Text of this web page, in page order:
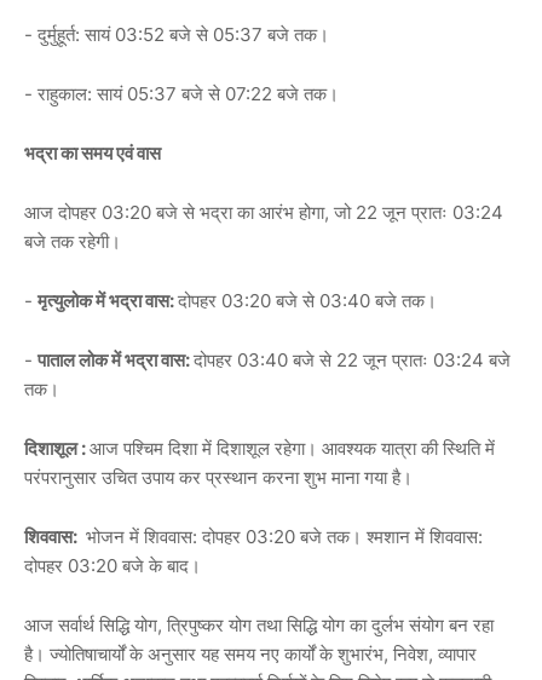
- दुर्मुहूर्त: सायं 03:52 बजे से 05:37 बजे तक।
- राहुकाल: सायं 05:37 बजे से 07:22 बजे तक।
भद्रा का समय एवं वास
आज दोपहर 03:20 बजे से भद्रा का आरंभ होगा, जो 22 जून प्रातः 03:24
बजे तक रहेगी।
- मृत्युलोक में भद्रा वास:दोपहर 03:20 बजे से 03:40 बजे तक।
- पाताल लोक में भद्रा वास:दोपहर 03:40 बजे से 22 जून प्रातः 03:24 बजे
तक।
दिशाशूल :आज पश्चिम दिशा में दिशाशूल रहेगा। आवश्यक यात्रा की स्थिति में
परंपरानुसार उचित उपाय कर प्रस्थान करना शुभ माना गया है।
शिववास: भोजन में शिववास: दोपहर 03:20 बजे तक। श्मशान में शिववास:
दोपहर 03:20 बजे के बाद।
आज सर्वार्थ सिद्धि योग, त्रिपुष्कर योग तथा सिद्धि योग का दुर्लभ संयोग बन रहा
है। ज्योतिषाचार्यों के अनुसार यह समय नए कार्यों के शुभारंभ, निवेश, व्यापार